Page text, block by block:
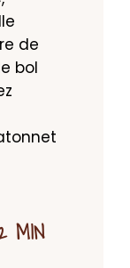
de
bol
MIN